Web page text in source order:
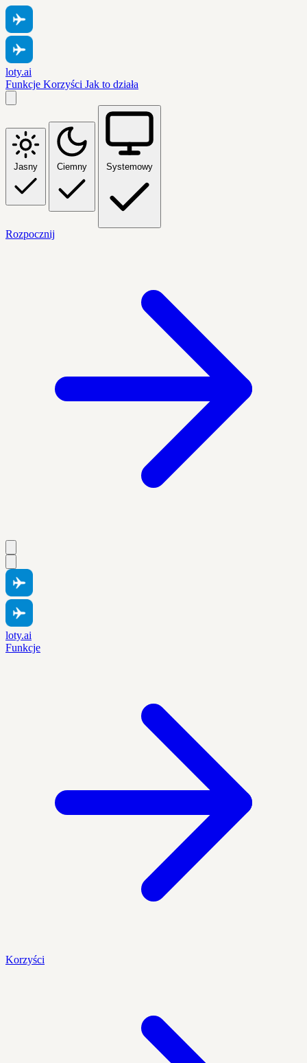
loty.ai
Funkcje Korzyści Jak to działa
Jasny Ciemny Systemowy
Rozpocznij
loty.ai
Funkcje
Korzyści